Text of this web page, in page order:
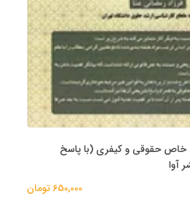
خاص حقوقی و کیفری (با پاسخ
آوا
650,000 تومان